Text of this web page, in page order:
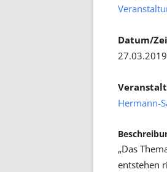
Datum/
Hermann-
„Das
entstehen